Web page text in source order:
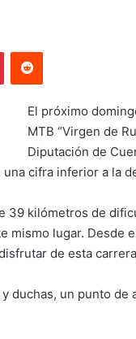
El próximo
MTB “Virgen de
Diputación de
cifra inferior a la
39 kilómetros de
mismo lugar. Desde
de esta
duchas, un punto